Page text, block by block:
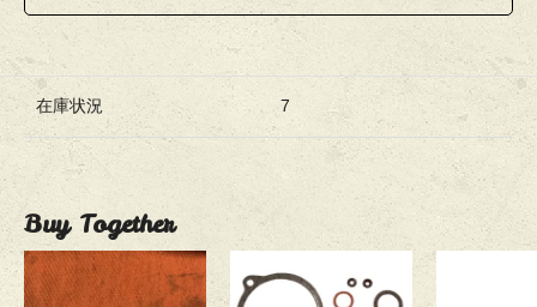
在庫状況 7
Buy Together